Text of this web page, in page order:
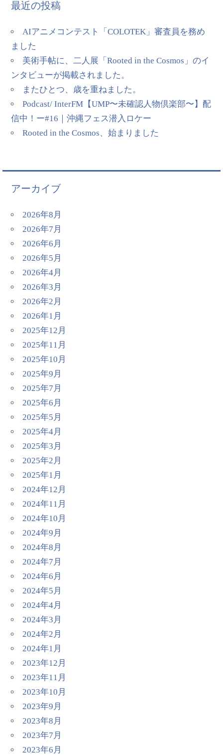
最近の投稿
AIアニメコンテスト「COLOTEK」審査員を務め
ました
美術手帖に、二人展「Rooted in the Cosmos」のイ
ンタビューが掲載されました。
またひとつ、歳を重ねました。
Podcast/ InterFM【UMP〜未確認人物倶楽部〜】配
信中！ー#16｜沖縄フェス潜入ロケー
Rooted in the Cosmos、始まりました
アーカイブ
2026年8月
2026年7月
2026年6月
2026年5月
2026年4月
2026年3月
2026年2月
2026年1月
2025年12月
2025年11月
2025年10月
2025年9月
2025年7月
2025年6月
2025年5月
2025年4月
2025年3月
2025年2月
2025年1月
2024年12月
2024年11月
2024年10月
2024年9月
2024年8月
2024年7月
2024年6月
2024年5月
2024年4月
2024年3月
2024年2月
2024年1月
2023年12月
2023年11月
2023年10月
2023年9月
2023年8月
2023年7月
2023年6月